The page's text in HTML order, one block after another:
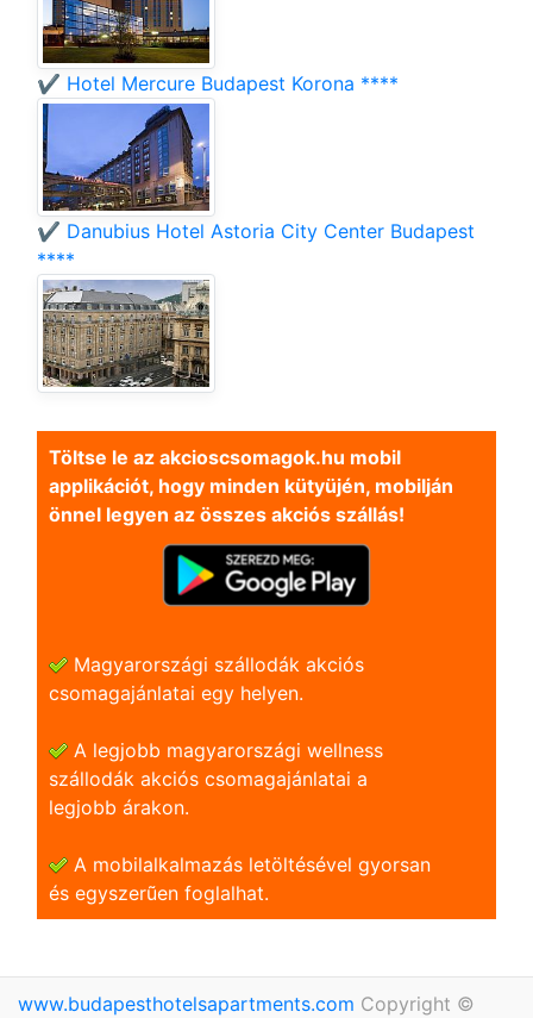
✔️ Hotel Mercure Budapest Korona ****
✔️ Danubius Hotel Astoria City Center Budapest
****
Töltse le az akcioscsomagok.hu mobil
applikációt, hogy minden kütyüjén, mobilján
önnel legyen az összes akciós szállás!
Magyarországi szállodák akciós
csomagajánlatai egy helyen.
A legjobb magyarországi wellness
szállodák akciós csomagajánlatai a
legjobb árakon.
A mobilalkalmazás letöltésével gyorsan
és egyszerũen foglalhat.
www.budapesthotelsapartments.com Copyright ©